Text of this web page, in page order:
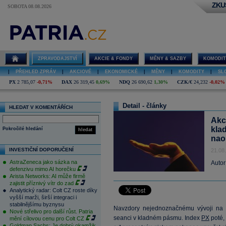
SOBOTA 08.08.2026
ZPRAVODAJSTVÍ AKCIE & FONDY MĚNY & SAZBY
PŘEHLED ZPRÁV AKCIOVÉ EKONOMICKÉ MĚNY KOMODITY
PX 2 785,07 -0,71% DAX 26 319,45 0,69% NDQ 26 690,62 1,30% CZK/€ 24,232 -0,02%
HLEDAT V KOMENTÁŘÍCH
hledat
Pokročilé hledání
INVESTIČNÍ DOPORUČENÍ
AstraZeneca jako sázka na
defenzivu mimo AI horečku
Arista Networks: AI může firmě
zajistit příznivý vítr do zad
Analytický radar: Colt CZ roste díky
vyšší marži, širší integraci i
stabilnějšímu byznysu
Nové střelivo pro další růst. Patria
mění cílovou cenu pro Colt CZ
Detail - články
Navzdory nejednoznačnému vývoji
seanci v kladném pásmu. Index PX poté,